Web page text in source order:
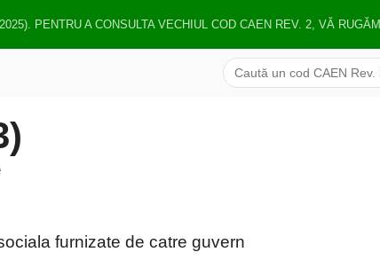
PENTRU A CONSULTA VECHIUL COD CAEN REV. 2, VĂ
furnizate de catre guvern